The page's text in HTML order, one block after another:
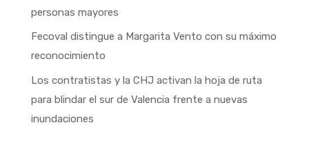
personas mayores
Fecoval distingue a Margarita Vento con su máximo
reconocimiento
Los contratistas y la CHJ activan la hoja de ruta
para blindar el sur de Valencia frente a nuevas
inundaciones